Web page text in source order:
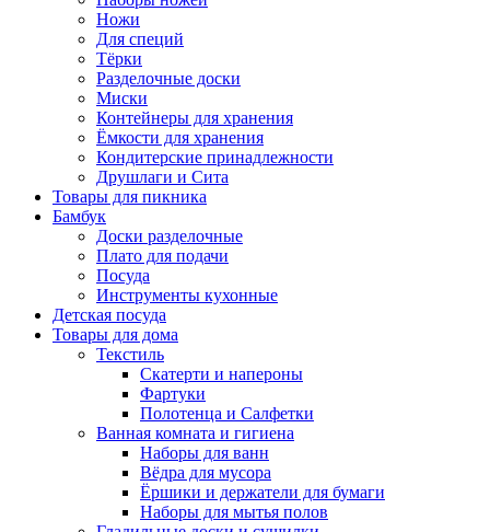
Ножи
Для специй
Тёрки
Разделочные доски
Миски
Контейнеры для хранения
Ёмкости для хранения
Кондитерские принадлежности
Друшлаги и Сита
Товары для пикника
Бамбук
Доски разделочные
Плато для подачи
Посуда
Инструменты кухонные
Детская посуда
Товары для дома
Текстиль
Скатерти и напероны
Фартуки
Полотенца и Салфетки
Ванная комната и гигиена
Наборы для ванн
Вёдра для мусора
Ёршики и держатели для бумаги
Наборы для мытья полов